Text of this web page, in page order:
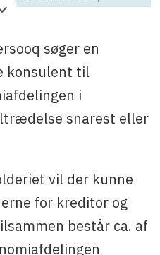
tlf. +299 36 71 11
søger en
konsulent til
i
snarest eller
vil der kunne
for kreditor og
består ca. af